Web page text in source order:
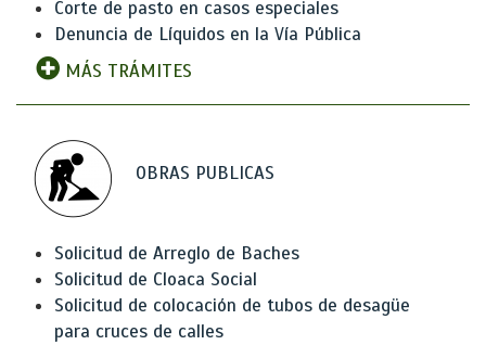
Corte de pasto en casos especiales
Denuncia de Líquidos en la Vía Pública
MÁS TRÁMITES
OBRAS PUBLICAS
Solicitud de Arreglo de Baches
Solicitud de Cloaca Social
Solicitud de colocación de tubos de desagüe
para cruces de calles